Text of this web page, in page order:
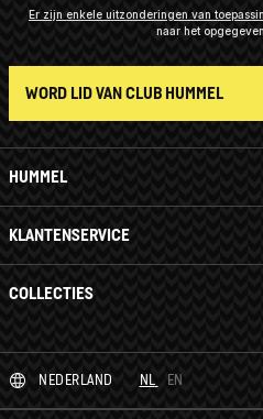
HUMMEL
KLANTENSERVICE
COLLECTIES
Er zijn enkele uitzonderingen van
naar het
WORD LID VAN CLUB HUMMEL
NEDERLAND NL EN